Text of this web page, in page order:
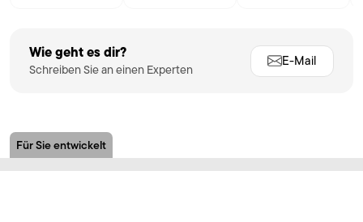
Wie geht es dir?
Schreiben Sie an einen Experten
E-Mail
Für Sie entwickelt